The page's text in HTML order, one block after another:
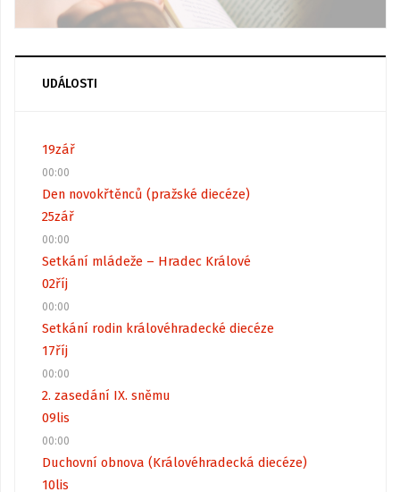
UDÁLOSTI
19zář
00:00
Den novokřtěnců (pražské diecéze)
25zář
00:00
Setkání mládeže – Hradec Králové
02říj
00:00
Setkání rodin královéhradecké diecéze
17říj
00:00
2. zasedání IX. sněmu
09lis
00:00
Duchovní obnova (Královéhradecká diecéze)
10lis